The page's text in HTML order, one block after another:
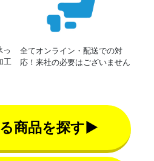
っ
工
全てオンライン・配送での対
応！来社の必要はございません
商品を探す▶